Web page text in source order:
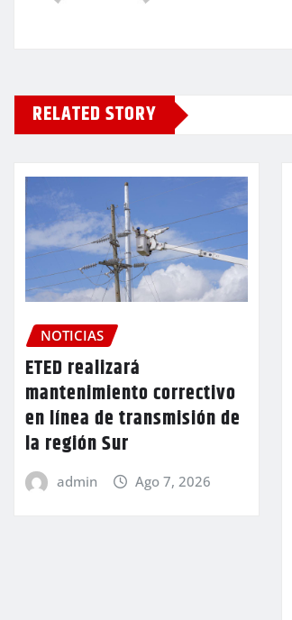
RELATED STORY
NOTICIAS
ETED realizará
mantenimiento correctivo
en línea de transmisión de
la región Sur
admin Ago 7, 2026